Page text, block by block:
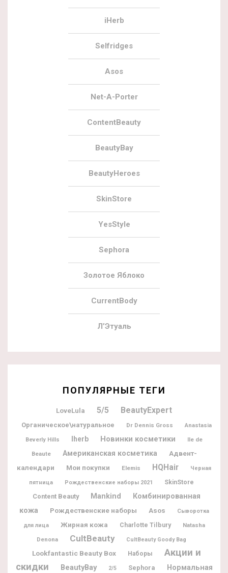
iHerb
Selfridges
Asos
Net-A-Porter
ContentBeauty
BeautyBay
BeautyHeroes
SkinStore
YesStyle
Sephora
Золотое Яблоко
CurrentBody
Л’Этуаль
ПОПУЛЯРНЫЕ ТЕГИ
LoveLula 5/5 BeautyExpert
Органическое\натуральное Dr Dennis Gross Anastasia
Beverly Hills Iherb Новинки косметики
Ile de
Beaute
Американская косметика
Адвент-
календари
Мои покупки Elemis HQHair Черная
пятница Рождественские наборы 2021 SkinStore
Content Beauty Mankind
Комбинированная
кожа
Рождественские наборы Asos Сыворотка
для лица Жирная кожа Charlotte Tilbury
Natasha
Denona
CultBeauty CultBeauty Goody Bag
Lookfantastic Beauty Box Наборы
Акции и
скидки
BeautyBay 2/5 Sephora
Нормальная